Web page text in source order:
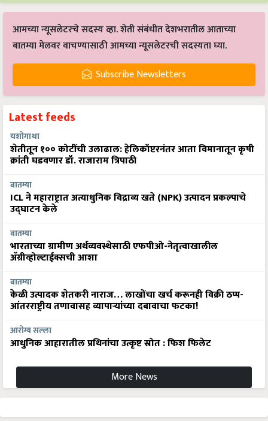
आमच्या न्यूसलेटरचे सदस्य व्हा. शेती संबंधीत देशभरातील आताच्या
बातम्या मेलवर वाचण्यासाठी आमच्या न्यूसलेटरची सदस्यता घ्या.
Subscribe Newsletters
Latest feeds
यशोगाथा
शेतीतून १०० कोटींची उलाढाल: हेलिकॉप्टरनंतर आता विमानातून कृषी
क्रांती घडवणार डॉ. राजाराम त्रिपाठी
बातम्या
ICL ने महाराष्ट्रात अत्याधुनिक विद्राव्य खते (NPK) उत्पादन प्रकल्पाचे
उद्घाटन केले
बातम्या
भारताच्या ग्रामीण अर्थव्यवस्थेसाठी एफपीओ-नेतृत्वाखालील
अ‍ॅग्रीव्होल्टाईक्सची आशा
बातम्या
केळी उत्पादक शेतकरी नाराज… लाखोंचा खर्च करूनही विक्री ठप्प-
आंतरराष्ट्रीय तणावासह व्यापाऱ्यांच्या दबावाचा फटका!
आरोग्य सल्ला
आधुनिक आहारातील प्रथिनांचा उत्कृष्ट स्रोत : फिश फिलेट
More News